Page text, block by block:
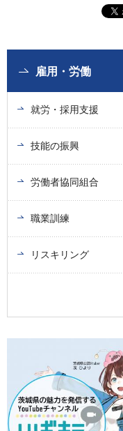
雇用・労働
就労・採用支援
技能の振興
労働者協同組合
職業訓練
リスキリング